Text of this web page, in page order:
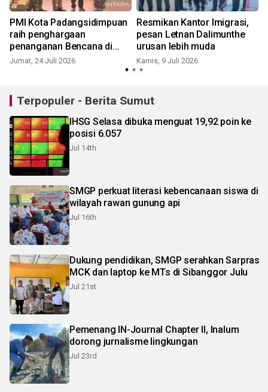
PMI Kota Padangsidimpuan
raih penghargaan
penanganan Bencana di
Sumatera Utara
Jumat, 24 Juli 2026
Resmikan Kantor Imigrasi,
pesan Letnan Dalimunthe
urusan lebih muda
Kamis, 9 Juli 2026
Terpopuler - Berita Sumut
IHSG Selasa dibuka menguat 19,92 poin ke
posisi 6.057
Jul 14th
SMGP perkuat literasi kebencanaan siswa di
wilayah rawan gunung api
Jul 16th
Dukung pendidikan, SMGP serahkan Sarpras
MCK dan laptop ke MTs di Sibanggor Julu
Jul 21st
Pemenang IN-Journal Chapter II, Inalum
dorong jurnalisme lingkungan
Jul 23rd